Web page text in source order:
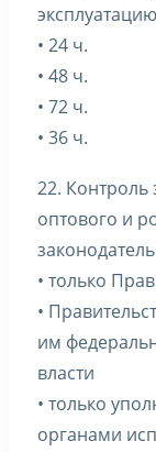
• 24 ч.
• 48 ч.
• 72 ч.
• 36 ч.
22.
оптового и
• только
•
им
власти
• только
органами